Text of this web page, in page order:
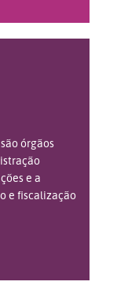
órgãos
e a
e fiscalização